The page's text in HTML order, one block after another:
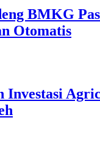
BMKG
Otomatis
Investasi